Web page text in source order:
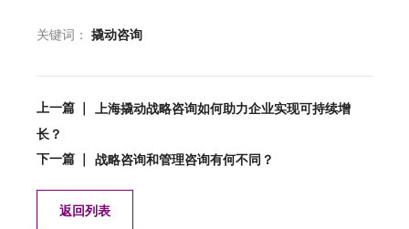
关键词： 撬动咨询
上一篇 ｜
上海撬动战略咨询如何助力企业实现可持续增
长？
下一篇 ｜
战略咨询和管理咨询有何不同？
返回列表